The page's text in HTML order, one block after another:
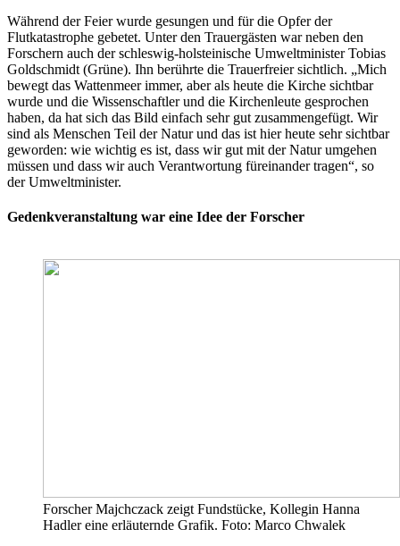
Während der Feier wurde gesungen und für die Opfer der
Flutkatastrophe gebetet. Unter den Trauergästen war neben den
Forschern auch der schleswig-holsteinische Umweltminister Tobias
Goldschmidt (Grüne). Ihn berührte die Trauerfreier sichtlich. „Mich
bewegt das Wattenmeer immer, aber als heute die Kirche sichtbar
wurde und die Wissenschaftler und die Kirchenleute gesprochen
haben, da hat sich das Bild einfach sehr gut zusammengefügt. Wir
sind als Menschen Teil der Natur und das ist hier heute sehr sichtbar
geworden: wie wichtig es ist, dass wir gut mit der Natur umgehen
müssen und dass wir auch Verantwortung füreinander tragen“, so
der Umweltminister.
Gedenkveranstaltung war eine Idee der Forscher
Forscher Majchczack zeigt Fundstücke, Kollegin Hanna
Hadler eine erläuternde Grafik. Foto: Marco Chwalek